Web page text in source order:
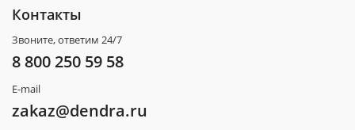
Контакты
Звоните, ответим 24/7
8 800 250 59 58
E-mail
zakaz@dendra.ru